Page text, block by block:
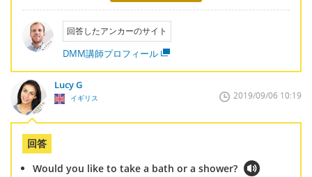
回答したアンカーのサイト
DMM講師プロフィール
Lucy G
イギリス 2019/09/06 10:19
回答
Would you like to take a bath or a shower?